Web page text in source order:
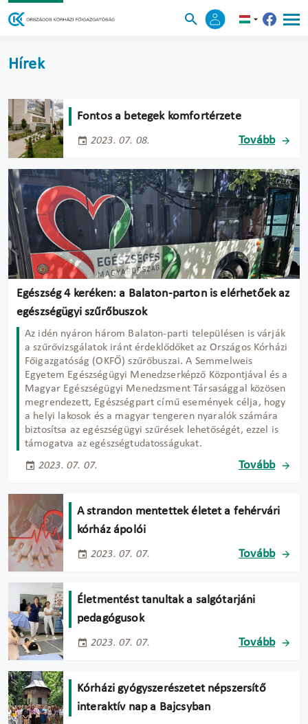
Hírek
Fontos a betegek komfortérzete
2023. 07. 08. Tovább
Egészség 4 keréken: a Balaton-parton is elérhetőek az
egészségügyi szűrőbuszok
Az idén nyáron három Balaton-parti településen is várják
a szűrővizsgálatok iránt érdeklődőket az Országos Kórházi
Főigazgatóság (OKFŐ) szűrőbuszai. A Semmelweis
Egyetem Egészségügyi Menedzserképző Központjával és a
Magyar Egészségügyi Menedzsment Társasággal közösen
megrendezett, Egészségpart című események célja, hogy
a helyi lakosok és a magyar tengeren nyaralók számára
biztosítsa az egészségügyi szűrések lehetőségét, ezzel is
támogatva az egészségtudatosságukat.
2023. 07. 07.
Tovább
A strandon mentettek életet a fehérvári
kórház ápolói
2023. 07. 07. Tovább
Életmentést tanultak a salgótarjáni
pedagógusok
2023. 07. 07. Tovább
Kórházi gyógyszerészetet népszersítő
interaktív nap a Bajcsyban